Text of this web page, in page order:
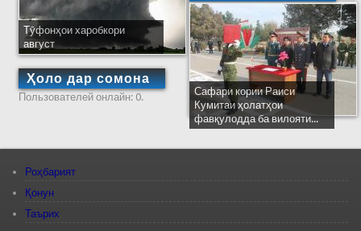
Тӯфонҳои харобкори
август
Ҳоло дар сомона
Пользователей онлайн: 0.
Сафари кории Раиси
Кумитаи ҳолатҳои
фавқулодда ба вилояти...
Роҳбарият
Қонун
Таърих